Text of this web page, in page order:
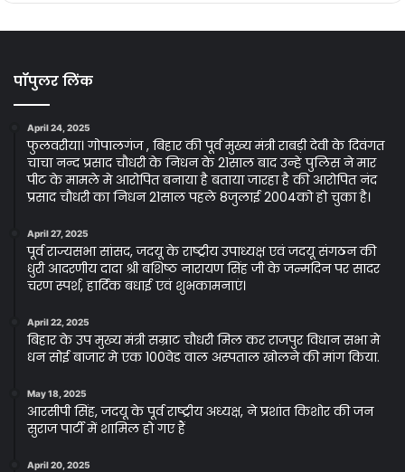
पॉपुलर लिंक
April 24, 2025
फुलवरीया। गोपालगंज , बिहार की पूर्व मुख्य मंत्री राबड़ी देवी के दिवंगत
चाचा नन्द प्रसाद चौधरी के निधन के 21साल बाद उन्हे पुलिस ने मार
पीट के मामले मे आरोपित बनाया है बताया जारहा है की आरोपित नंद
प्रसाद चौधरी का निधन 21साल पहले 8जुलाई 2004को हो चुका है।
April 27, 2025
पूर्व राज्यसभा सांसद, जदयू के राष्ट्रीय उपाध्यक्ष एवं जदयू संगठन की
धुरी आदरणीय दादा श्री बशिष्ठ नारायण सिंह जी के जन्मदिन पर सादर
चरण स्पर्श, हार्दिक बधाई एवं शुभकामनाएं।
April 22, 2025
बिहार के उप मुख्य मंत्री सम्राट चौधरी मिल कर राजपुर विधान सभा मे
धन सोई बाजार मे एक 100वेड वाल अस्पताल खोलने की मांग किया.
May 18, 2025
आरसीपी सिंह, जदयू के पूर्व राष्ट्रीय अध्यक्ष, ने प्रशांत किशोर की जन
सुराज पार्टी में शामिल हो गए हैं
April 20, 2025